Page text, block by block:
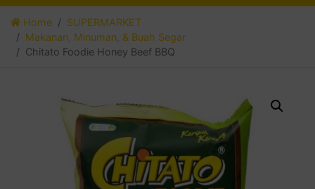
Home
SUPERMARKET
Makanan, Minuman, & Buah Segar
Chitato Foodie Honey Beef BBQ